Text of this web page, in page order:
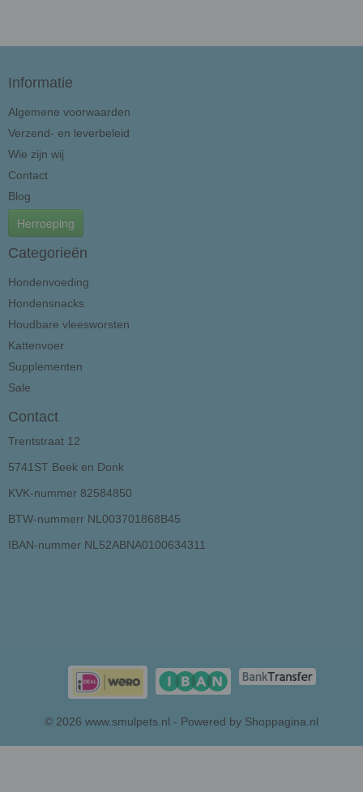
Informatie
Algemene voorwaarden
Verzend- en leverbeleid
Wie zijn wij
Contact
Blog
Herroeping
Categorieën
Hondenvoeding
Hondensnacks
Houdbare vleesworsten
Kattenvoer
Supplementen
Sale
Contact
Trentstraat 12
5741ST Beek en Donk
KVK-nummer 82584850
BTW-nummerr NL003701868B45
IBAN-nummer NL52ABNA0100634311
© 2026 www.smulpets.nl - Powered by Shoppagina.nl